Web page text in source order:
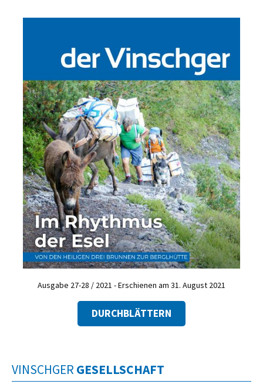
Ausgabe 27-28 / 2021 - Erschienen am 31. August 2021
DURCHBLÄTTERN
VINSCHGER GESELLSCHAFT